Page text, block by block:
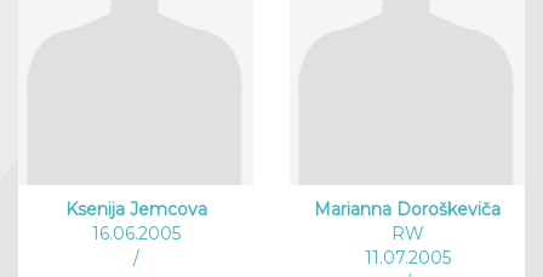
Ksenija Jemcova
16.06.2005
/
Marianna Doroškeviča
RW
11.07.2005